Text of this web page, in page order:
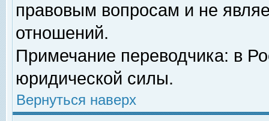
правовым вопросам и не
отношений.
Примечание переводчика: в
юридической силы.
Вернуться наверх